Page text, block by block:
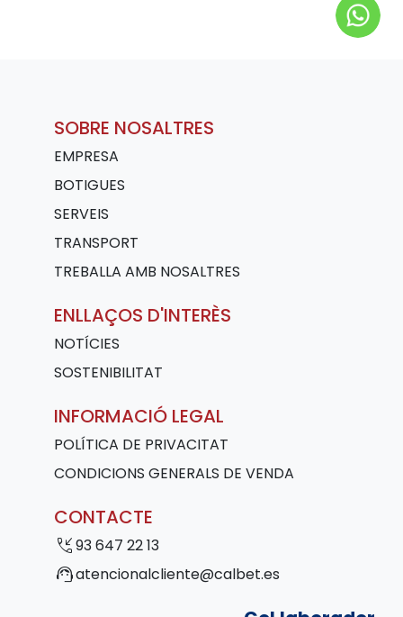
SOBRE NOSALTRES
EMPRESA
BOTIGUES
SERVEIS
TRANSPORT
TREBALLA AMB NOSALTRES
ENLLAÇOS D'INTERÈS
NOTÍCIES
SOSTENIBILITAT
INFORMACIÓ LEGAL
POLÍTICA DE PRIVACITAT
CONDICIONS GENERALS DE VENDA
CONTACTE
phone_callback93 647 22 13
support_agentatencionalcliente@calbet.es